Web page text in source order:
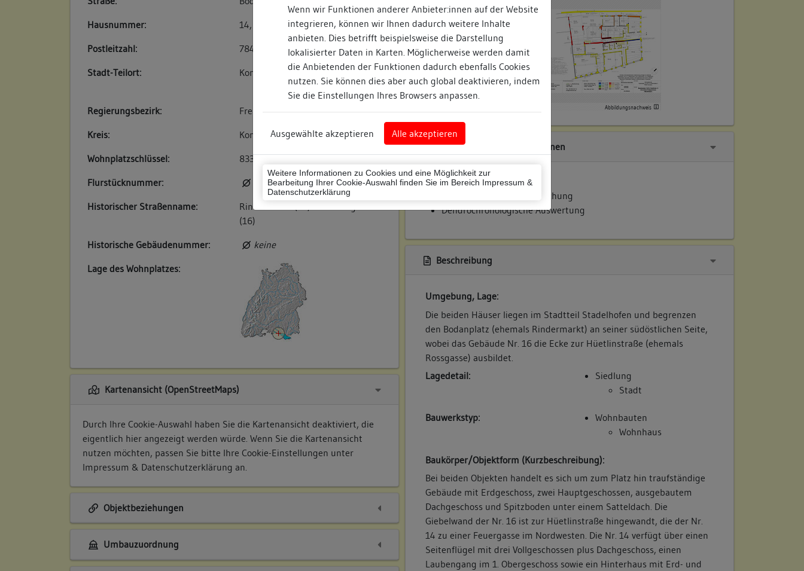
Wenn wir Funktionen anderer Anbieter:innen auf der Website
integrieren, können wir Ihnen dadurch weitere Inhalte
anbieten. Dies betrifft beispielsweise die Darstellung
lokalisierter Daten in Karten. Möglicherweise werden damit
die Anbietenden der Funktionen dadurch ebenfalls Cookies
nutzen. Sie können dies aber auch global deaktivieren, indem
Sie die Einstellungen Ihres Browsers anpassen.
Ausgewählte akzeptieren Alle akzeptieren
Weitere Informationen zu Cookies und eine Möglichkeit zur
Bearbeitung Ihrer Cookie-Auswahl finden Sie im Bereich Impressum &
Datenschutzerklärung
Hausnummer:
14, 16
Postleitzahl:
78462
Stadt-Teilort:
Konstanz
Regierungsbezirk:
Freiburg
Kreis:
Konstanz (Landkreis)
Wohnplatzschlüssel:
8335043012
Flurstücknummer:
keine
Historischer Straßenname:
Rindermarkt (14) und Rossgasse
(16)
Historische Gebäudenummer:
keine
Lage des Wohnplatzes:
Kartenansicht (OpenStreetMaps)
Durch Ihre Cookie-Auswahl haben Sie die Kartenansicht deaktiviert, die
eigentlich hier angezeigt werden würde. Wenn Sie die Kartenansicht
nutzen möchten, passen Sie bitte Ihre Cookie-Einstellungen unter
Impressum & Datenschutzerklärung an.
Objektbeziehungen
Umbauzuordnung
Abbildungsnachweis
Zugeordnete Dokumentationen
Befunddokumentation
Restauratorische Untersuchung
Dendrochronologische Auswertung
Beschreibung
Umgebung, Lage:
Die beiden Häuser liegen im Stadtteil Stadelhofen und begrenzen
den Bodanplatz (ehemals Rindermarkt) an seiner südöstlichen Seite,
wobei das Gebäude Nr. 16 die Ecke zur Hüetlinstraße (ehemals
Rossgasse) ausbildet.
Lagedetail:
Siedlung
Stadt
Bauwerkstyp:
Wohnbauten
Wohnhaus
Baukörper/Objektform (Kurzbeschreibung):
Bei beiden Objekten handelt es sich um zum Platz hin traufständige
Gebäude mit Erdgeschoss, zwei Hauptgeschossen, ausgebautem
Dachgeschoss und Spitzboden unter einem Satteldach. Die
Giebelwand der Nr. 16 ist zur Hüetlinstraße hingewandt, die der Nr.
14 zu einer Feuergasse im Nordwesten. Die Nr. 14 verfügt über einen
Seitenflügel mit drei Vollgeschossen plus Dachgeschoss, einen
Laubengang im 1. Obergeschoss sowie ein Hinterhaus mit Erd- und